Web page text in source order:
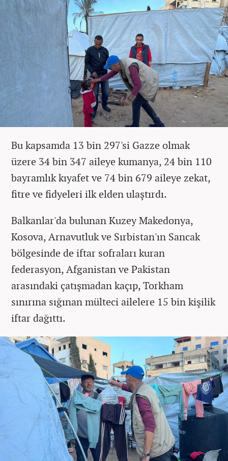
Bu kapsamda 13 bin 297'si Gazze olmak
üzere 34 bin 347 aileye kumanya, 24 bin 110
bayramlık kıyafet ve 74 bin 679 aileye zekat,
fitre ve fidyeleri ilk elden ulaştırdı.
Balkanlar'da bulunan Kuzey Makedonya,
Kosova, Arnavutluk ve Sırbistan'ın Sancak
bölgesinde de iftar sofraları kuran
federasyon, Afganistan ve Pakistan
arasındaki çatışmadan kaçıp, Torkham
sınırına sığınan mülteci ailelere 15 bin kişilik
iftar dağıttı.